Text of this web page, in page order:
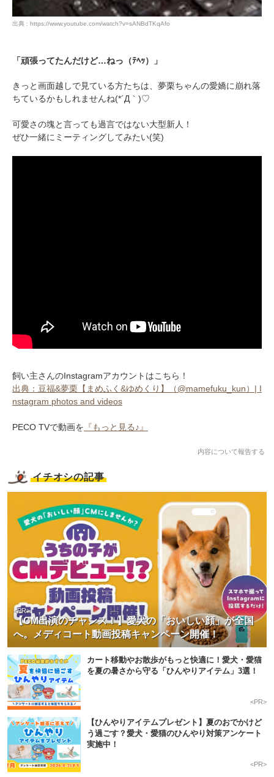
出典 : https://www.youtube.com/watch?v=sANBdTKqAfo
「頑張ってたんだけど…ねっ（ﾃﾍｯ）」
きっと画面越しで見ている方たちは、夢栗ちゃんの愛嬌に崩れ落
ちているかもしれませんね(*´Д｀)♡
可愛さの塊と言っても過言ではない大型新人！
ぜひ一緒にミーティングしてみたい(笑)
飼い主さんのInstagramアカウントはこちら！
出典：豆福&夢栗【まめふく&ゆめくり】（@mamefuku_kun）| I
nstagram photos and videos
PECO TVで動画を 『もっと見る♪』
内容について報告する
イチオシの記事
【CM出演のチャンス！】愛犬の「おいしい顔」が全国
へ。メディコート動画投稿キャンペーン開催！
<PR>
カート移動やお散歩がもっと快適に！愛犬・愛猫
を夏の暑さから守る「ひんやりアイテム」3選！
<PR>
【ひんやりアイテムプレゼント】夏のおでかけど
う過ごす？愛犬・愛猫のひんやり対策アンケート
実施中！
<PR>